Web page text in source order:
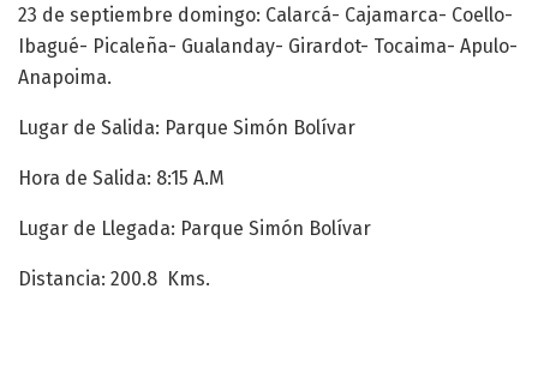
23 de septiembre domingo: Calarcá- Cajamarca- Coello-
Ibagué- Picaleña- Gualanday- Girardot- Tocaima- Apulo-
Anapoima.
Lugar de Salida: Parque Simón Bolívar
Hora de Salida: 8:15 A.M
Lugar de Llegada: Parque Simón Bolívar
Distancia: 200.8 Kms.